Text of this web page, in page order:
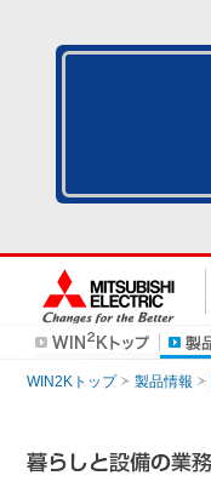
WIN2Kトップ 製品情報